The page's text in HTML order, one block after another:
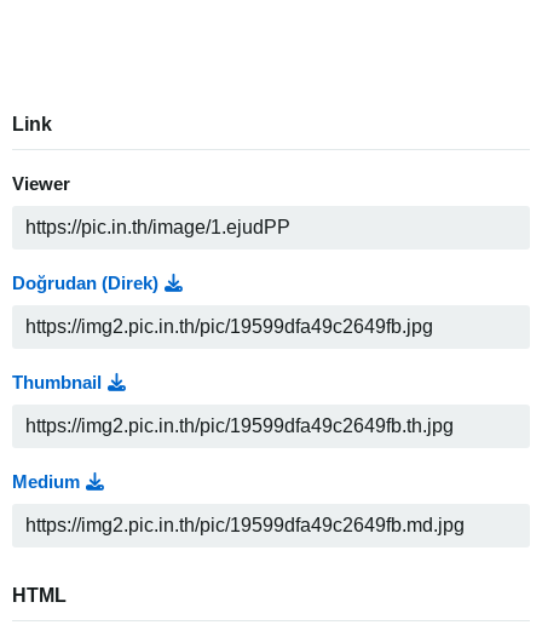
Link
Viewer
Doğrudan (Direk)
Thumbnail
Medium
HTML